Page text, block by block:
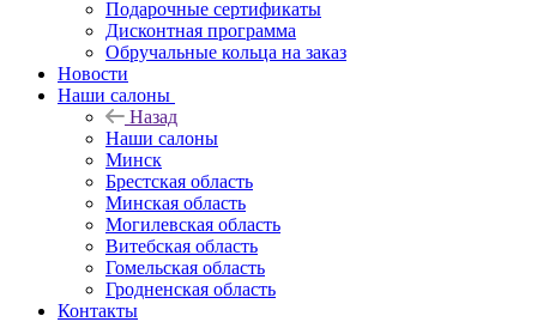
Подарочные сертификаты
Дисконтная программа
Обручальные кольца на заказ
Новости
Наши салоны
Назад
Наши салоны
Минск
Брестская область
Минская область
Могилевская область
Витебская область
Гомельская область
Гродненская область
Контакты